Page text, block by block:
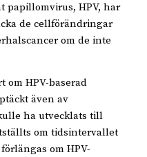
papillomvirus, HPV, har
de cellförändringar
om de inte
om HPV-baserad
även av
ha utvecklats till
om tidsintervallet
om HPV-